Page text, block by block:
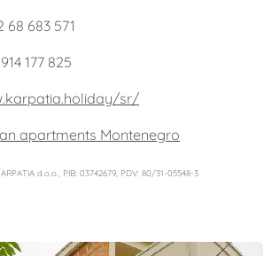
683 571
825
sr/
apartments Montenegro
d.o.o., PIB: 03742679, PDV: 80/31-05548-3